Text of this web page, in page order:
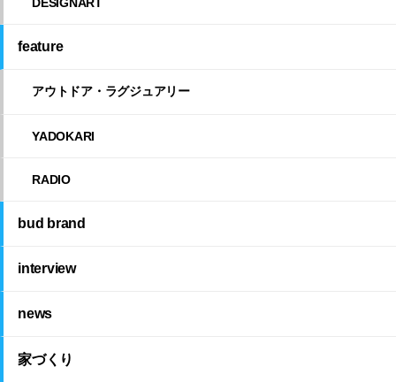
DESIGNART
feature
アウトドア・ラグジュアリー
YADOKARI
RADIO
bud brand
interview
news
家づくり